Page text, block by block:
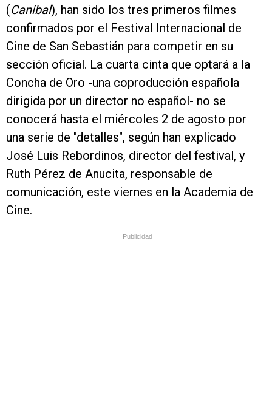
(Caníbal), han sido los tres primeros filmes
confirmados por el Festival Internacional de
Cine de San Sebastián para competir en su
sección oficial. La cuarta cinta que optará a la
Concha de Oro -una coproducción española
dirigida por un director no español- no se
conocerá hasta el miércoles 2 de agosto por
una serie de "detalles", según han explicado
José Luis Rebordinos, director del festival, y
Ruth Pérez de Anucita, responsable de
comunicación, este viernes en la Academia de
Cine.
Publicidad